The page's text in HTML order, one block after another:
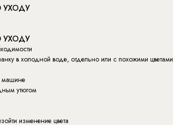
УХОДУ
УХОДУ
в холодной воде, отдельно или с похожими цветами
машине
утюгом
изменение цвета